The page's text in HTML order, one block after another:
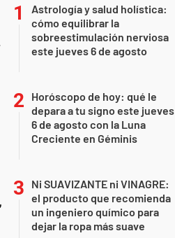
Astrología y salud holística:
cómo equilibrar la
sobreestimulación nerviosa
este jueves 6 de agosto
Horóscopo de hoy: qué le
depara a tu signo este jueves
6 de agosto con la Luna
Creciente en Géminis
Ni SUAVIZANTE ni VINAGRE:
el producto que recomienda
un ingeniero químico para
dejar la ropa más suave